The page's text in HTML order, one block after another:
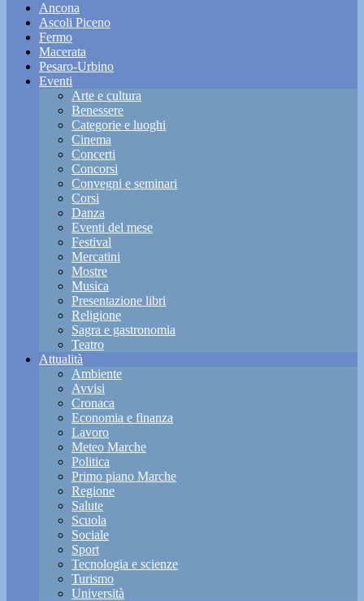
Ancona
Ascoli Piceno
Fermo
Macerata
Pesaro-Urbino
Eventi
Arte e cultura
Benessere
Categorie e luoghi
Cinema
Concerti
Concorsi
Convegni e seminari
Corsi
Danza
Eventi del mese
Festival
Mercatini
Mostre
Musica
Presentazione libri
Religione
Sagra e gastronomia
Teatro
Attualità
Ambiente
Avvisi
Cronaca
Economia e finanza
Lavoro
Meteo Marche
Politica
Primo piano Marche
Regione
Salute
Scuola
Sociale
Sport
Tecnologia e scienze
Turismo
Università